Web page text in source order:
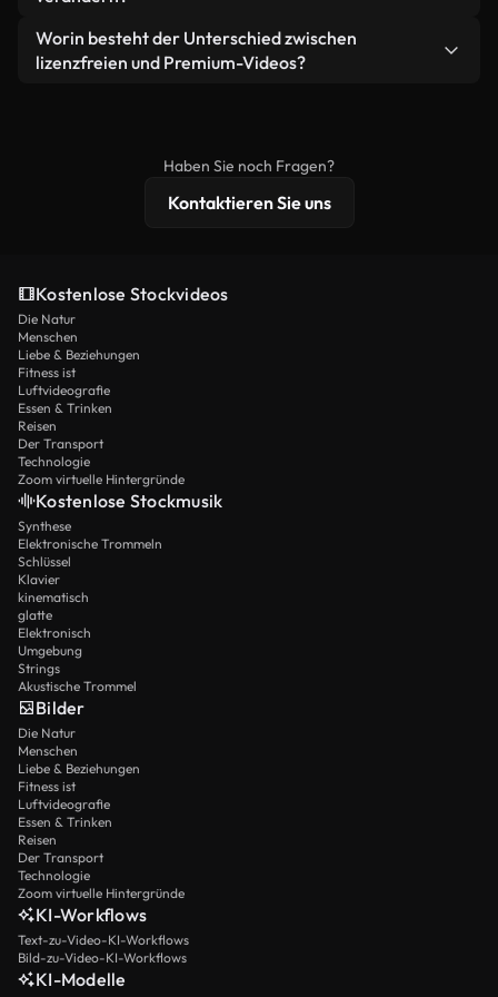
weiterverbreiten.
Videomaterial.
Ja. Sie dürfen unsere Videos gerne kürzen,
bearbeiten oder neu zusammenstellen. Achten Sie
Worin besteht der Unterschied zwischen
lizenzfreien und Premium-Videos?
erweiterten Lizenzschutz bieten.
Haben Sie noch Fragen?
Kontaktieren Sie uns
Kostenlose Stockvideos
Die Natur
Menschen
Liebe & Beziehungen
Fitness ist
Luftvideografie
Essen & Trinken
Reisen
Der Transport
Technologie
Zoom virtuelle Hintergründe
Kostenlose Stockmusik
Synthese
Elektronische Trommeln
Schlüssel
Klavier
kinematisch
glatte
Elektronisch
Umgebung
Strings
Akustische Trommel
Bilder
Die Natur
Menschen
Liebe & Beziehungen
Fitness ist
Luftvideografie
Essen & Trinken
Reisen
Der Transport
Technologie
Zoom virtuelle Hintergründe
KI-Workflows
Text-zu-Video-KI-Workflows
Bild-zu-Video-KI-Workflows
KI-Modelle